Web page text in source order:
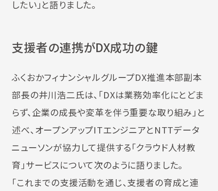
したい」と語りました。
支援者の連携がDX成功の鍵
ふくおかフィナンシャルグループDX推進本部副本
部長の井川浩二氏は、「DXは業務効率化にとどま
らず、企業の成長や変革を伴う重要な取り組み」と
述べ、オープンアップITエンジニアとNTTデータ
ニューソンが協力して提供する「クラウド人材教
育」サービスについて次のように語りました。
「これまでの支援活動を通じ、支援者の育成と連